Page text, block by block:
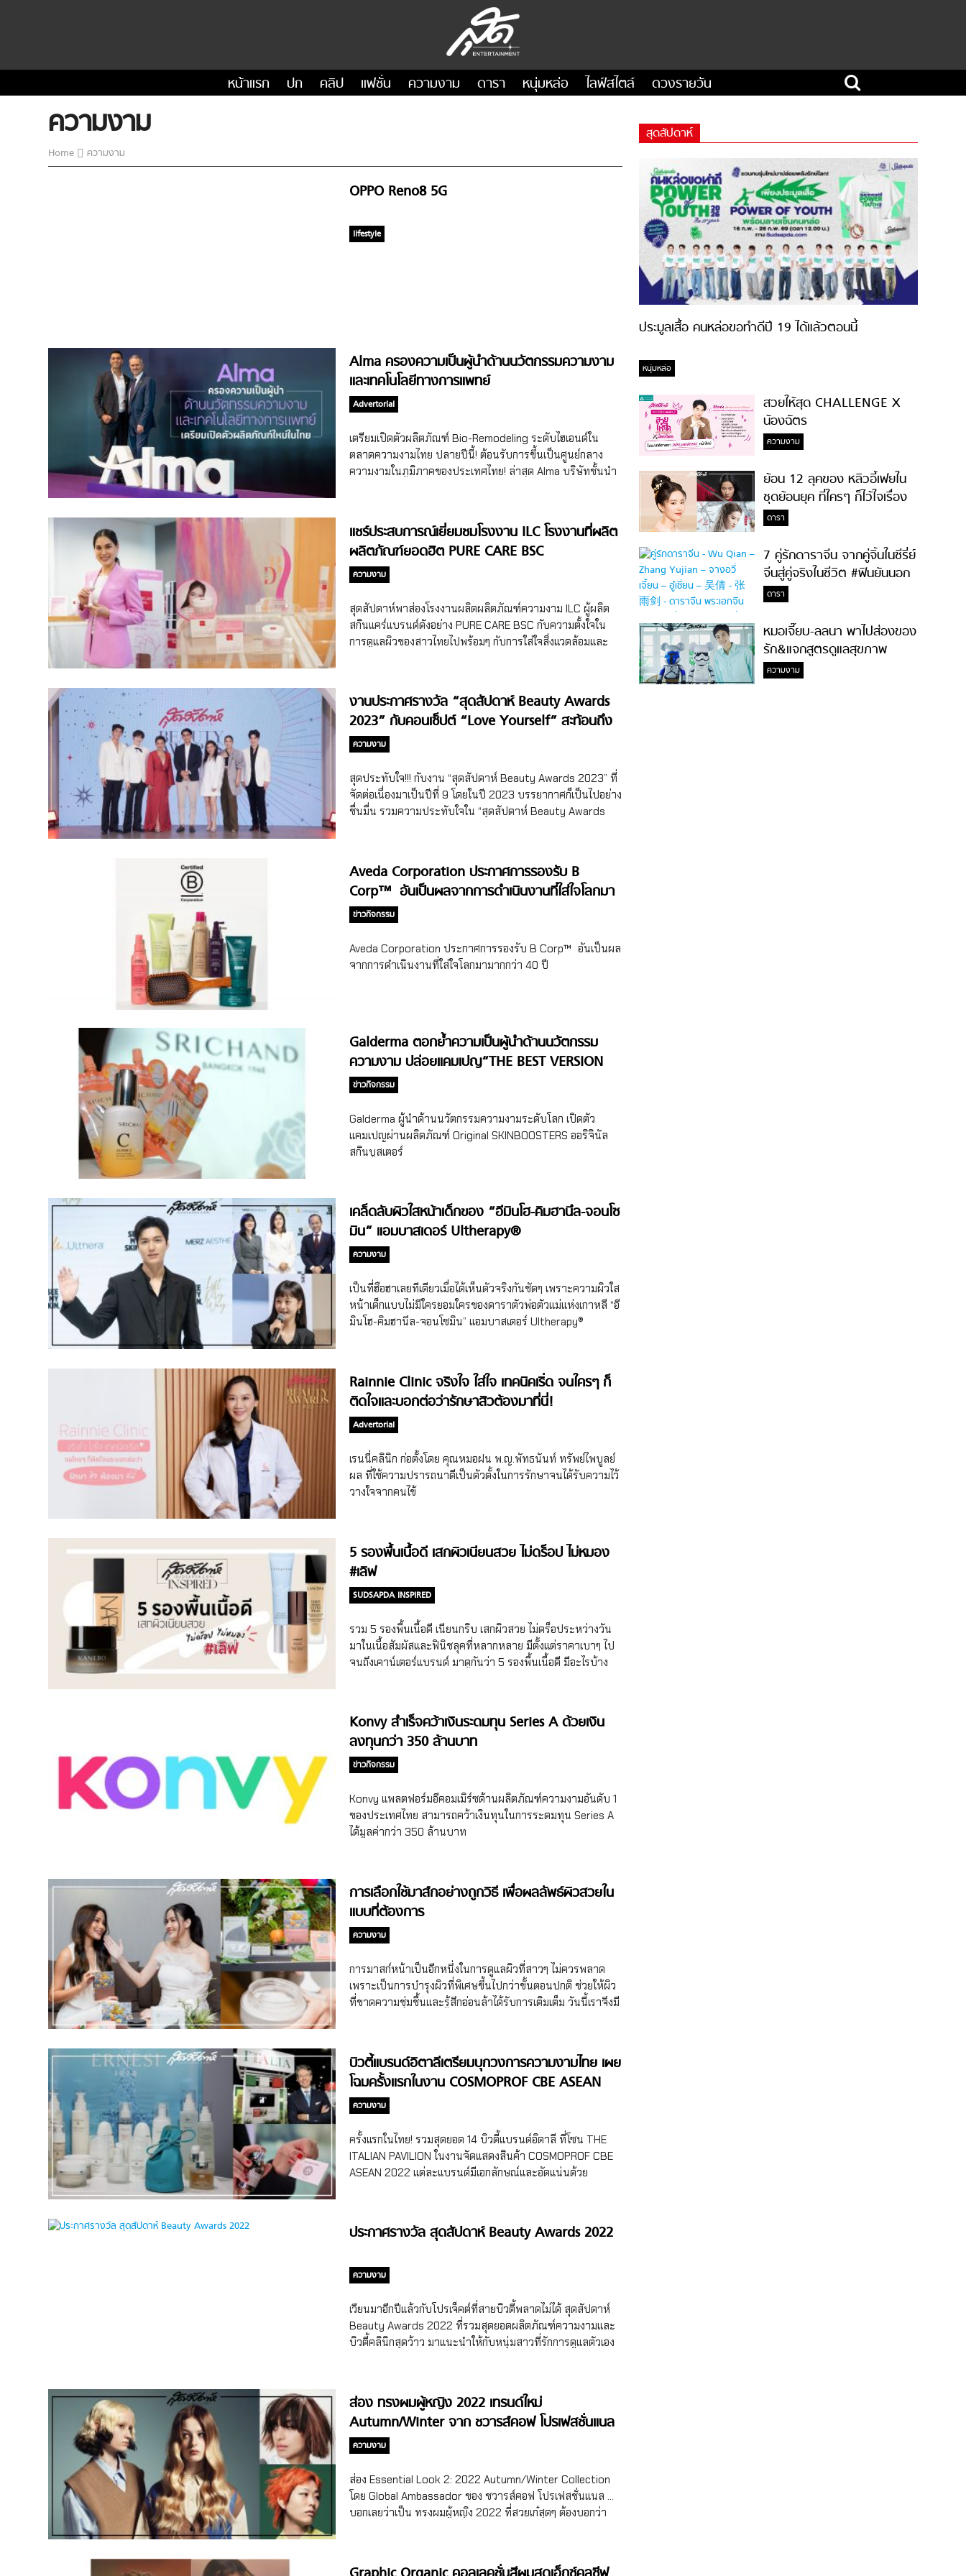
หน้าแรก ปก คลิป แฟชั่น ความงาม ดารา หนุ่มหล่อ ไลฟ์สไตล์ ดวงรายวัน
ความงาม
Home ความงาม
OPPO Reno8 5G
lifestyle
Alma ครองความเป็นผู้นำด้านนวัตกรรมความงาม
และเทคโนโลยีทางการแพทย์
Advertorial
เตรียมเปิดตัวผลิตภัณฑ์ Bio-Remodeling ระดับไฮเอนด์ใน
ตลาดความงามไทย ปลายปีนี้! ต้อนรับการขึ้นเป็นศูนย์กลาง
ความงามในภูมิภาคของประเทศไทย! ล่าสุด Alma บริษัทชั้นนำ
รนด์และความต้องการของสายความงามในไทย ทำความรู้จัก
Alma Alma เป็นบริษัทชั้นนำในอุตสาหกรรมเทคโนโลยีทางการ
แพทย์จากอิสราเอลที่คร่ำหวอดในวงการความงามและ
ศัลยกรรมมากกว่า 25 ปี โดยทางบริษัทมีจุดเด่นคือ มุ่งเน้นใน
การเสริมสร้างคุณภาพชีวิตที่ดีให้กับผู้คน มีการวิจัยและพัฒนา
เทคโนโลยีอย่างต่อเนื่องเพื่อความปลอดภัย รวดเร็ว มี
ประสิทธิภาพตอบสนองความต้องการในยุคปัจจุบัน มีสถาบันฝึก
อบรมเพื่อแบ่งปันถ่ายทอดความรู้ให้กับผู้ประกอบวิชาชีพ
เชี่ยวชาญสามารถออกแบบการรักษาได้ตรงตามความต้องการ
ของผู้รับบริการ Alma Academy งานประชุมด้านการแพทย์
ระดับโลก Alma Academy เป็นงานประชุมระดับโลกที่ทาง
Alma จัดขึ้นเพื่ออัปเดตเทรนด์นวัตกรรมและเทคโนโลยีทางการ
แพทย์ ภายในงานมีการรวบรวมผู้เชี่ยวชาญระดับโลกมาอัปเดต
ข่าวสารล่าสุด แบ่งปันกรณีศึกษาและข้อมูลเชิงลึกต่างๆ ใน
วงการแพทย์ ทำให้งานนี้เป็นแหล่งเรียนรู้และพัฒนาความ
เชี่ยวชาญร่วมกับผู้นำในอุตสาหกรรมมากมาย โดยงานนี้ได้จัดใน
แชร์ประสบการณ์เยี่ยมชมโรงงาน ILC โรงงานที่ผลิต
ผลิตภัณฑ์ยอดฮิต PURE CARE BSC
ความงาม
สุดสัปดาห์พาส่องโรงงานผลิตผลิตภัณฑ์ความงาม ILC ผู้ผลิต
สกินแคร์แบรนด์ดังอย่าง PURE CARE BSC กับความตั้งใจใน
การดูแลผิวของสาวไทยไปพร้อมๆ กับการใส่ใจสิ่งแวดล้อมและ
ประจำวันของเราในการดูแลผิวพรรณ แต่เคยสงสัยกันไหมว่า
เอ๊ะ! กว่าจะเป็นผลิตภัณฑ์สักตัวออกมาให้เราใช้ต้องผ่านกรรมวิธี
อะไรบ้าง เวลาที่สุดฯ ใช้หรือเจอผลิตภัณฑ์ที่เกิดขึ้นใหม่หรือรูป
แบบใหม่ๆ ก็จะรู้สึกสงสัยว่าเขาทำกันยังไง มีวิธีคิดค้นกันแบบ
ไหน ทำไมสามารถคิดค้นได้ไม่มีที่สิ้นสุดจริงๆ จนกระทั่งวันหนึ่ง
ก็ได้รับโอกาสให้ได้เห็นกับตาเพื่อไขข้อสงสัยเหล่านี้ ทาง BSC ได้
ชวนทางสุดสัปดาห์ไปร่วมเยี่ยมโรงงานของบริษัท อินเตอร์
เนชั่นแนล แลบบอราทอรีส์ จำกัด (ILC) หรือ โรงงาน ILC ที่ผลิต
ILC ต้นกำเนิดของผลิตภัณฑ์ความงามคุณภาพจาก BSC ก่อนที่
จะพบกับการแชร์ประสบการณ์ในการไปเยี่ยมชมโรงงานครั้งนี้
ขอเล่าก่อนว่าทางเครือสหพัฒน์ ได้มีการเปิด 4 โรงงานการผลิต
โชว์ Sustainability ภายใต้นโยบาย “คนดี สินค้าดี สังคมดี” โดย
งานประกาศรางวัล “สุดสัปดาห์ Beauty Awards
2023” กับคอนเซ็ปต์ “Love Yourself” สะท้อนถึง
การรักและดูแลตัวเอง
ความงาม
สุดประทับใจ!!! กับงาน “สุดสัปดาห์ Beauty Awards 2023” ที่
จัดต่อเนื่องมาเป็นปีที่ 9 โดยในปี 2023 บรรยากาศก็เป็นไปอย่าง
ชื่นมื่น รวมความประทับใจใน “สุดสัปดาห์ Beauty Awards
2023” ต่อเนื่องเป็นปีที่ 9 เพื่อมอบรางวัลให้แก่บิวตี้ไอเท็ม
บริการความงาม และคลินิกความงามที่สุดแห่งปี 2023 ภายใต้
คอนเซ็ปต์ Love Yourself สะท้อนถึงการรักและดูแลตัวเองในทุก
รูปแบบของกลุ่มคนยุคใหม่ทุกเพศทุกวัย งานนี้มอบรางวัลให้แก่
10 หมวดความงาม รวม 81 รางวัล โดยมีคณะกรรมการ กูรูบิวตี้
ร่วมตัดสิน นำโดย ณิชารีย์ หวานชะเอม Beauty Editor แห่ง
สุดสัปดาห์ ร่วมด้วยเมคอัพอาร์ติสต์ชื่อดัง น้องฉัตร – ฉัตรชัย
Aveda Corporation ประกาศการรองรับ B
Corp™ อันเป็นผลจากการดำเนินงานที่ใส่ใจโลกมา
มากกว่า 40 ปี
ข่าวกิจกรรม
Aveda Corporation ประกาศการรองรับ B Corp™ อันเป็นผล
จากการดำเนินงานที่ใส่ใจโลกมามากกว่า 40 ปี
Galderma ตอกย้ำความเป็นผู้นำด้านนวัตกรรม
ความงาม ปล่อยแคมเปญ“THE BEST VERSION
OF ME” พร้อมเผยผิวเวอร์ชั่นที่ดีที่สุดให้คุณ
ข่าวกิจกรรม
Galderma ผู้นำด้านนวัตกรรมความงามระดับโลก เปิดตัว
แคมเปญผ่านผลิตภัณฑ์ Original SKINBOOSTERS ออริจินัล
สกินบูสเตอร์
เคล็ดลับผิวใสหน้าเด็กของ “อีมินโฮ-คิมฮานึล-จอนโซ
มิน” แอมบาสเดอร์ Ultherapy®
ความงาม
เป็นที่ฮือฮาเลยทีเดียวเมื่อได้เห็นตัวจริงกันชัดๆ เพราะความผิวใส
หน้าเด็กแบบไม่มีใครยอมใครของดาราตัวพ่อตัวแม่แห่งเกาหลี “อี
มินโฮ-คิมฮานึล-จอนโซมิน” แอมบาสเดอร์ Ultherapy®
ครั้งแรกที่ Ultherapy® (อัลเทอราปี) เปิดตัวแอมบาสเดอร์ใน
เอเชียแปซิฟิก ซึ่งแน่นอนว่าในปัจจุบันเกาหลีใต้นับเป็น Beauty
Hub ที่จัดจ้านสุดในย่านนี้ บวกกับกระแส K-Pop ที่มาแรงแบบ
ฉุดไม่อยู่ เราจึงไม่แปลกใจเมื่อเห็นชื่อของแอมบาสเดอร์ทั้ง 3 คน
ที่เป็นตัวแทนภาพลักษณ์ของแบรนด์ในด้านต่างๆ ล้วนแต่เป็นดัง
ในวงการบันเทิงเกาหลีอย่าง อีมินโฮ คิมฮานึล และจอนโซมิน
เผยเคล็ดลับผิวใสแบบฉบับดาราเกาหลี แอมบาสเดอร์
Ultherapy® โดย ลอเรนซ์ เซียว ประธานประจำภูมิภาคเอเชีย
“ไม่มีใครเข้าใจถึงความกดดันจากการเปลี่ยนแปลงรูปลักษณ์ให้
ตรงกับมาตรฐานความงามได้ดีกว่าดาราอีกแล้ว ไม่ง่ายเลยที่
พวกเขาจะมั่นใจในภาพลักษณ์ และสามารถโอบรับตัวตนของ
ตนเองได้ท่ามกลางสปอร์ตไลท์ที่สาดส่องตลอดเวลา เราหวังว่า
เรื่องราวของคนกลุ่มนี้จะเป็นแรงบันดาลใจให้กับคนในภูมิภาค
เอเชียแปซิฟิกให้ลุกขึ้นมารักและภาคภูมิใจในความเป็นตัวเองมาก
ขึ้น” หลังจากการกล่าวเปิดงานของผู้บริหาร ก็มาถึงช่วงเปิดตัว
และสัมภาษณ์ แอมบาสเดอร์ Ultherapy® ทีละคน ซึ่งแต่ละคน
Rainnie Clinic จริงใจ ใส่ใจ เทคนิคเริ่ด จนใครๆ ก็
ติดใจและบอกต่อว่ารักษาสิวต้องมาที่นี่!
Advertorial
เรนนี่คลินิก ก่อตั้งโดย คุณหมอฝน พ.ญ.พัทธนันท์ ทรัพย์ไพบูลย์
ผล ที่ใช้ความปรารถนาดีเป็นตัวตั้งในการรักษาจนได้รับความไว้
วางใจจากคนไข้
5 รองพื้นเนื้อดี เสกผิวเนียนสวย ไม่ดร็อป ไม่หมอง
#เลิฟ
SUDSAPDA INSPIRED
รวม 5 รองพื้นเนื้อดี เนียนกริบ เสกผิวสวย ไม่ดร็อประหว่างวัน
มาในเนื้อสัมผัสและฟินิชลุคที่หลากหลาย มีตั้งแต่ราคาเบาๆ ไป
จนถึงเคาน์เตอร์แบรนด์ มาดูกันว่า 5 รองพื้นเนื้อดี มีอะไรบ้าง
Evory Snow Ultralight Foundation SPF30 PA+++ รองพื้น
เนื้อโกลว์ที่เหมาะกับอากาศเมืองไทย เนื้อสัมผัสนุ่ม เกลี่ยง่าย
แนบสนิทไปกับผิว ให้ความรู้สึกเบาสบายผิว พร้อมด้วย Invisible
Snowflex ที่กระจายแสงให้ผิวอย่างเป็นธรรมชาติ ให้ผิวดูสวยโก
ลว์สุขภาพดี ให้การปกปิดระดับกลาง และสามารถทาทับเพื่อ
เพิ่มระดับการปกปิดได้โดยไม่เป็นคราบ คุมมัน กันน้ำ กันเหงื่อ
และปกป้องผิวจากรังสี UVA และ UVB ด้วย SPF 30 PA+++ มา
พร้อมสูตรปราศจาก […]
Konvy สำเร็จคว้าเงินระดมทุน Series A ด้วยเงิน
ลงทุนกว่า 350 ล้านบาท
ข่าวกิจกรรม
Konvy แพลตฟอร์มอีคอมเมิร์ซด้านผลิตภัณฑ์ความงามอันดับ 1
ของประเทศไทย สามารถคว้าเงินทุนในการระดมทุน Series A
ได้มูลค่ากว่า 350 ล้านบาท
การเลือกใช้มาส์กอย่างถูกวิธี เพื่อผลลัพธ์ผิวสวยใน
แบบที่ต้องการ
ความงาม
การมาสก์หน้าเป็นอีกหนึ่งในการดูแลผิวที่สาวๆ ไม่ควรพลาด
เพราะเป็นการบำรุงผิวที่พิเศษขึ้นไปกว่าขั้นตอนปกติ ช่วยให้ผิว
ที่ขาดความชุ่มชื้นและรู้สึกอ่อนล้าได้รับการเติมเต็ม วันนี้เราจึงมี
(THANN) ร่วมกับแพทย์ผู้เชี่ยวชาญด้านผิวหนังและความ
งาม แพทย์หญิงภัทรพร ภัทรากร แนะ “วิธีเลือกใช้มาสก์ อย่างถูก
วิธี เพื่อผลลัพธ์ผิวสวยในแบบที่ต้องการ” กับผลิตภัณฑ์ ‘ดีท็อกซิ
ฟายอิ้ง เคลย์ มาสก์’ (Detoxifying clay mask), ‘รีไวทอลไลซิ่ง
เฟซ มาสก์’ (Revitalizing face mask) และ ‘อีสเทิร์น ออร์เชิร์ด
อินเทนซีฟ ไฮเดรติ้ง แฟเชียล มาสก์’ (Eastern Orchard
intensive hydrating facial mask) ร่วมกับเซเลบริตี้สาวสวย
ที่มาเผยเคล็ดลับการดูแลผิวให้สวย กระจ่างใส เปล่งประกาย
ซับความมันส่วนเกิน สิ่งสกปรกตกค้าง และช่วยกระชับรูขุมขน
อาทิ สารสกัดจากแตงกวา, กุหลาบ, น้ำมันรำข้าว เพื่อเพิ่มคุณค่า
การบำรุงผิวให้เนียนนุ่มชุ่มชื้น ผิวแห้งควรเลือกใช้มาสก์ที่มีส่วน
ผสมของสารสกัดธรรมชาติที่ช่วยเติมเต็มความชุ่มชื้นให้ผิวได้
อย่างยาวนาน […]
บิวตี้แบรนด์อิตาลีเตรียมบุกวงการความงามไทย เผย
โฉมครั้งแรกในงาน COSMOPROF CBE ASEAN
2022
ความงาม
ครั้งแรกในไทย! รวมสุดยอด 14 บิวตี้แบรนด์อิตาลี ที่โซน THE
ITALIAN PAVILION ในงานจัดแสดงสินค้า COSMOPROF CBE
ASEAN 2022 แต่ละแบรนด์มีเอกลักษณ์และอัดแน่นด้วย
Italian Trade Agency) ร่วมกับ COSMETICA ITALIA เนรมิต
“THE ITALIAN PAVILION” (ดิ อิตาเลียน พาวิลเลียน) ในงานจัด
ซีบีอี เอเชียน 2022)” เปิดพื้นที่แห่งความงามตามแบบฉบับชาว
อิตาเลียนขนานแท้ พบกับสุดยอดแบรนด์ความงาม ผลิตภัณฑ์
รวมไปถึงบริการต่างๆ ที่ส่งตรงจากประเทศอิตาลี ถึง 14 แบรนด์
ดัง พร้อมอวดโฉมที่ประเทศไทยในงานนี้เป็นครั้งแรก! โดย อิตาลี
เป็นประเทศแห่งวัฒนธรรมที่เต็มไปด้วยเรื่องราวทาง
ประกาศรางวัล สุดสัปดาห์ Beauty Awards 2022
ความงาม
เวียนมาอีกปีแล้วกับโปรเจ็คต์ที่สายบิวตี้พลาดไม่ได้ สุดสัปดาห์
Beauty Awards 2022 ที่รวมสุดยอดผลิตภัณฑ์ความงามและ
บิวตี้คลินิกสุดว้าว มาแนะนำให้กับหนุ่มสาวที่รักการดูแลตัวเอง
Accessories และเทรนด์ที่กำลังมาแรงในปัจจุบันนี้อย่าง
Beauty Clinic ในปีนี้นอกจากการโหวตผ่านเว็บไซต์
WWW.SUDSAPDA.COM แล้ว เรายังมีคณะกรรมการตัวแทนคน
รุ่นใหม่ในสาขาต่างๆ มาร่วมโหวตเช่นเคย โดยคณะกรรมการใน
ปีนี้ได้แก่ คุณฮั้ว ทศพล สนั่นวงศ์ เมคอัพอาร์ติสท์ชื่อดัง เป็นกูรู
ตัวจริงของ Professional beauty คุณหวาย ปัญญริสา เธียร
ประสิทธิ์ นักร้องชื่อดัง เป็นตัวแทนความสนุกสนานในโลกแห่ง
ความงาม Beauty is sassy. คุณเขื่อน ภัทรดนัย เสตสุวรรณ
ส่อง ทรงผมผู้หญิง 2022 เทรนด์ใหม่
Autumn/Winter จาก ชวารส์คอฟ โปรเฟสชั่นแนล
ความงาม
ส่อง Essential Look 2: 2022 Autumn/Winter Collection
โดย Global Ambassador ของ ชวารส์คอฟ โปรเฟสชั่นแนล …
บอกเลยว่าเป็น ทรงผมผู้หญิง 2022 ที่สวยเก๋สุดๆ ต้องบอกว่า
Collection ที่ทางชวารส์ คอฟ โปรเฟสชั่นแนล (ประเทศไทย)
สุดสัปดาห์
ประมูลเสื้อ คนหล่อขอทำดีปี 19 ได้แล้วตอนนี้
หนุ่มหล่อ
สวยให้สุด CHALLENGE X
น้องฉัตร
ความงาม
ย้อน 12 ลุคของ หลิวอี้เฟยใน
ชุดย้อนยุค ที่ใครๆ ก็ไว้ใจเรื่อง
ความสวย!
ดารา
7 คู่รักดาราจีน จากคู่จิ้นในซีรี่ย์
จีนสู่คู่จริงในชีวิต #ฟินยันนอก
จอ
ดารา
หมอเจี๊ยบ-ลลนา พาไปส่องของ
รัก&แจกสูตรดูแลสุขภาพ
#ล้างจมูกไม่ยากจะสอนให้
ความงาม